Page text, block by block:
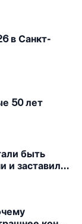
в Санкт-
50 лет
быть
и заставили